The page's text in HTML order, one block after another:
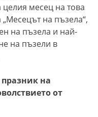
месец на това
на пъзела“,
на пъзела и най-
на пъзели в
празник на
от